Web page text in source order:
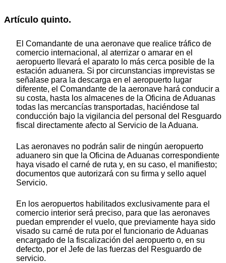
Artículo quinto.
El Comandante de una aeronave que realice tráfico de
comercio internacional, al aterrizar o amarar en el
aeropuerto llevará el aparato lo más cerca posible de la
estación aduanera. Si por circunstancias imprevistas se
señalase para la descarga en el aeropuerto lugar
diferente, el Comandante de la aeronave hará conducir a
su costa, hasta los almacenes de la Oficina de Aduanas
todas las mercancías transportadas, haciéndose tal
conducción bajo la vigilancia del personal del Resguardo
fiscal directamente afecto al Servicio de la Aduana.
Las aeronaves no podrán salir de ningún aeropuerto
aduanero sin que la Oficina de Aduanas correspondiente
haya visado el carné de ruta y, en su caso, el manifiesto;
documentos que autorizará con su firma y sello aquel
Servicio.
En los aeropuertos habilitados exclusivamente para el
comercio interior será preciso, para que las aeronaves
puedan emprender el vuelo, que previamente haya sido
visado su carné de ruta por el funcionario de Aduanas
encargado de la fiscalización del aeropuerto o, en su
defecto, por el Jefe de las fuerzas del Resguardo de
servicio.